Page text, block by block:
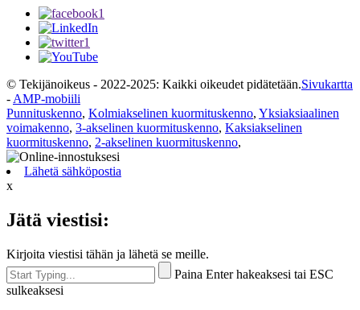
© Tekijänoikeus - 2022-2025: Kaikki oikeudet pidätetään.Sivukartta
- AMP-mobiili
Punnituskenno, Kolmiakselinen kuormituskenno, Yksiaksiaalinen
voimakenno, 3-akselinen kuormituskenno, Kaksiakselinen
kuormituskenno, 2-akselinen kuormituskenno,
Lähetä sähköpostia
x
Jätä viestisi:
Kirjoita viestisi tähän ja lähetä se meille.
Paina Enter hakeaksesi tai ESC
sulkeaksesi